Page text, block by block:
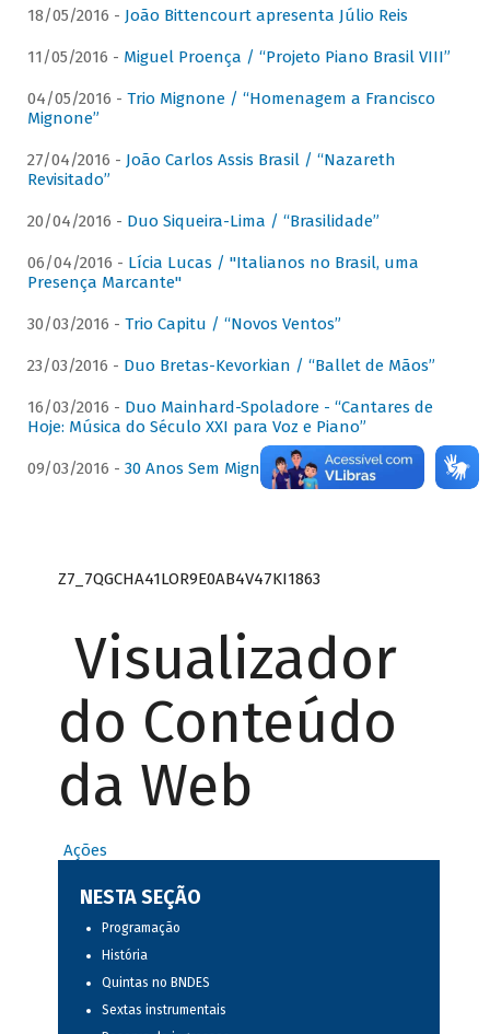
18/05/2016 - João Bittencourt apresenta Júlio Reis
11/05/2016 - Miguel Proença / “Projeto Piano Brasil VIII”
04/05/2016 - Trio Mignone / “Homenagem a Francisco
Mignone”
27/04/2016 - João Carlos Assis Brasil / “Nazareth
Revisitado”
20/04/2016 - Duo Siqueira-Lima / “Brasilidade”
06/04/2016 - Lícia Lucas / "Italianos no Brasil, uma
Presença Marcante"
30/03/2016 - Trio Capitu / “Novos Ventos”
23/03/2016 - Duo Bretas-Kevorkian / “Ballet de Mãos”
16/03/2016 - Duo Mainhard-Spoladore - “Cantares de
Hoje: Música do Século XXI para Voz e Piano”
09/03/2016 - 30 Anos Sem Mignone
Z7_7QGCHA41LOR9E0AB4V47KI1863
Visualizador
do Conteúdo
da Web
Ações
NESTA SEÇÃO
Programação
História
Quintas no BNDES
Sextas instrumentais